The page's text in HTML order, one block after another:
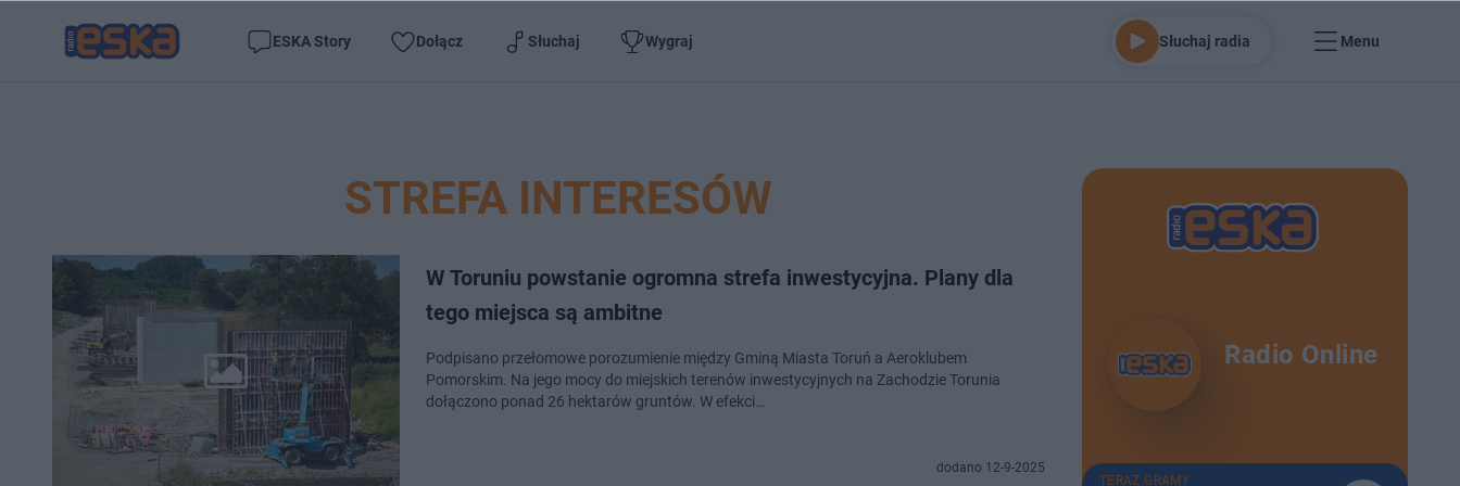
ESKA Story Dołącz Słuchaj Wygraj Słuchaj radia Menu
STREFA INTERESÓW
W Toruniu powstanie ogromna strefa inwestycyjna. Plany dla
tego miejsca są ambitne
Podpisano przełomowe porozumienie między Gminą Miasta Toruń a Aeroklubem
Pomorskim. Na jego mocy do miejskich terenów inwestycyjnych na Zachodzie Torunia
dołączono ponad 26 hektarów gruntów. W efekci…
dodano 12-9-2025
Radio Online
TERAZ GRAMY